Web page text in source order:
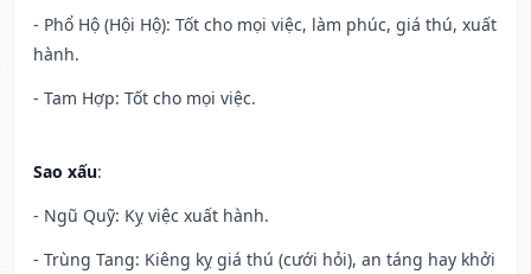
- Phổ Hộ (Hội Hộ): Tốt cho mọi việc, làm phúc, giá thú, xuất
hành.
- Tam Hợp: Tốt cho mọi việc.
Sao xấu:
- Ngũ Quỹ: Kỵ việc xuất hành.
- Trùng Tang: Kiêng kỵ giá thú (cưới hỏi), an táng hay khởi